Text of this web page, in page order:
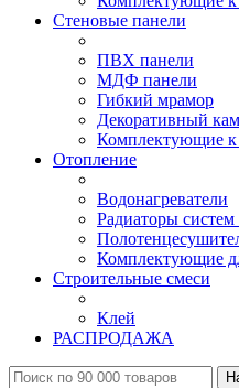
Стеновые панели
ПВХ панели
МДФ панели
Гибкий мрамор
Декоративный
Комплектующие к
Отопление
Водонагреватели
Радиаторы систем
Комплектующие
Строительные смеси
Клей
РАСПРОДАЖА